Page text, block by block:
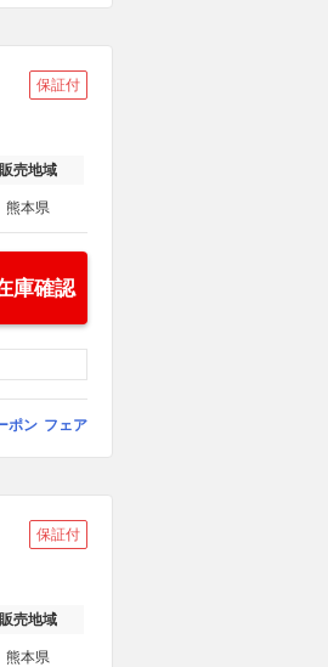
保証付
販売地域
熊本県
庫確認
ポン フェア
保証付
販売地域
熊本県